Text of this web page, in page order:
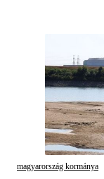
magyarország kormánya